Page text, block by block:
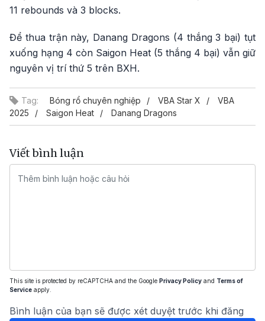
11 rebounds và 3 blocks.
Để thua trận này, Danang Dragons (4 thắng 3 bại) tụt
xuống hạng 4 còn Saigon Heat (5 thắng 4 bại) vẫn giữ
nguyên vị trí thứ 5 trên BXH.
Tag: Bóng rổ chuyên nghiệp VBA Star X
VBA
2025
Saigon Heat Danang Dragons
Viết bình luận
This site is protected by reCAPTCHA and the Google Privacy Policy and Terms of
Service apply.
Bình luận của bạn sẽ được xét duyệt trước khi đăng